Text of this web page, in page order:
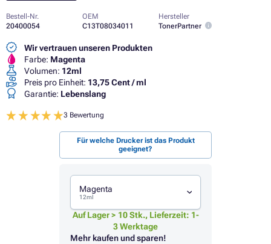
Bestell-Nr.
20400054
OEM
C13T08034011
Hersteller
TonerPartner
Wir vertrauen unseren Produkten
Farbe: Magenta
Volumen: 12ml
Preis pro Einheit: 13,75 Cent / ml
Garantie: Lebenslang
3 Bewertung
Für welche Drucker ist das Produkt
geeignet?
Magenta
12ml
Auf Lager > 10 Stk., Lieferzeit: 1-
3 Werktage
Mehr kaufen und sparen!